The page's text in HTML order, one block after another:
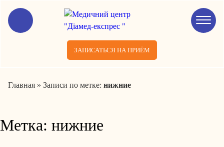
ЗАПИСАТЬСЯ НА ПРИЁМ
Главная » Записи по метке: нижние
Метка: нижние